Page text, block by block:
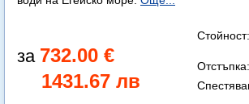
732.00 €
1431.67 лв
Стойност:
Отстъпка: